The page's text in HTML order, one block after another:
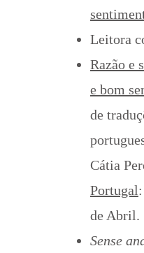
Leitora
Razão e
e bom
de
Cátia
Portugal
de Abril.
Sense